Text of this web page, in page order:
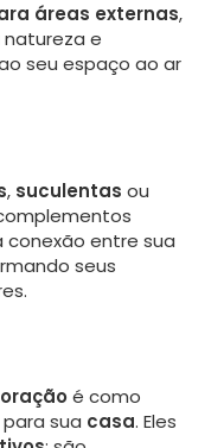
áreas externas,
natureza e
seu espaço ao ar
, suculentas ou
conexão entre sua
seus
é como
sua casa. Eles